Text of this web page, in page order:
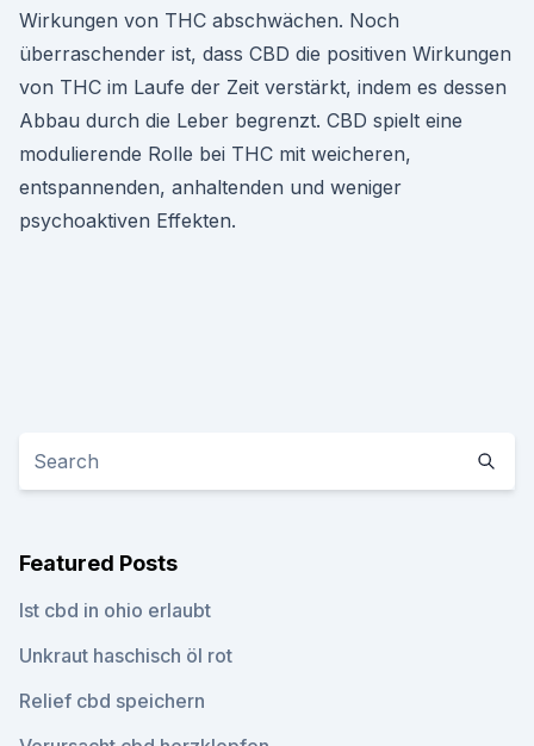
Wirkungen von THC abschwächen. Noch
überraschender ist, dass CBD die positiven Wirkungen
von THC im Laufe der Zeit verstärkt, indem es dessen
Abbau durch die Leber begrenzt. CBD spielt eine
modulierende Rolle bei THC mit weicheren,
entspannenden, anhaltenden und weniger
psychoaktiven Effekten.
Featured Posts
Ist cbd in ohio erlaubt
Unkraut haschisch öl rot
Relief cbd speichern